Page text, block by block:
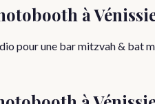
à
pour une bar mitzvah & bat